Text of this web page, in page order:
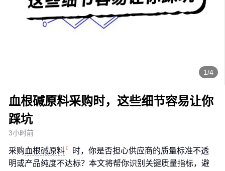
1/4
血根碱原料采购时，这些细节容易让你
踩坑
3小时前
采购血根碱原料
时，你是否担心供应商的质量标准不透
明或产品纯度不达标？本文将帮你识别关键质量指标，避